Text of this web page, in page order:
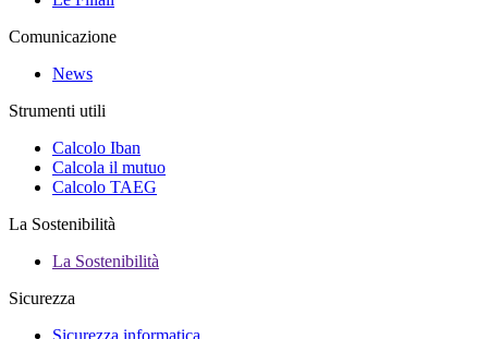
Comunicazione
News
Strumenti utili
Calcolo Iban
Calcola il mutuo
Calcolo TAEG
La Sostenibilità
La Sostenibilità
Sicurezza
Sicurezza informatica